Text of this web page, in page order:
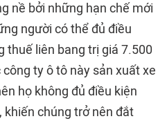
nề bởi những hạn chế mới
người có thể đủ điều
thuế liên bang trị giá 7.500
ty ô tô này sản xuất xe
họ không đủ điều kiện
khiến chúng trở nên đắt